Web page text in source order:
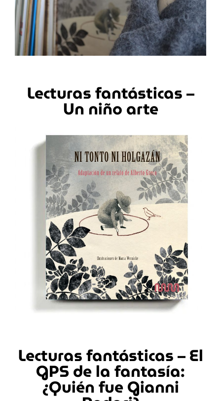
Lecturas fantásticas –
Un niño arte
Lecturas fantásticas – El
GPS de la fantasía:
¿Quién fue Gianni